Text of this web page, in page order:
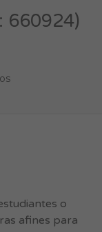
660924)
o
afines para